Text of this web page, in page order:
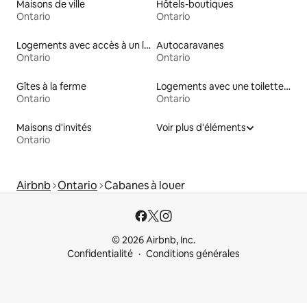
Maisons de ville
Ontario
Hôtels-boutiques
Ontario
Logements avec accès à un lac
Ontario
Autocaravanes
Ontario
Gîtes à la ferme
Ontario
Logements avec une toilette à une hauteur accessible
Ontario
Maisons d'invités
Ontario
Voir plus d'éléments
Airbnb Ontario Cabanes à louer
© 2026 Airbnb, Inc.
Confidentialité
Conditions générales